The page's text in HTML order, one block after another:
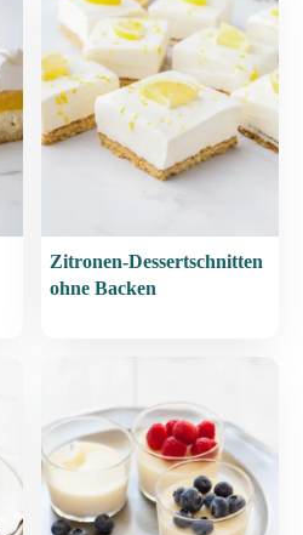
Zitronen-Dessertschnitten
ohne Backen